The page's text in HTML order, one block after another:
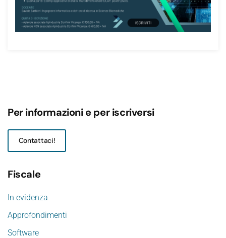
Per informazioni e per iscriversi
Contattaci!
Fiscale
In evidenza
Approfondimenti
Software